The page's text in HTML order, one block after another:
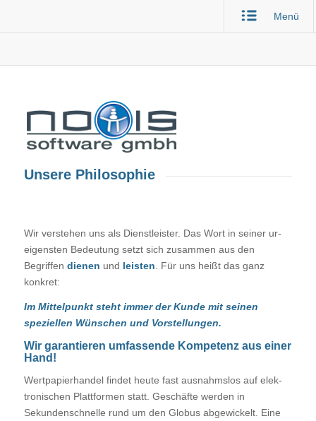
Menü
Unsere Philosophie
Wir verstehen uns als Dienst­leister. Das Wort in seiner ur­
eigensten Be­deutung setzt sich zusammen aus den
Begriffen dienen und leisten. Für uns heißt das ganz
konkret:
Im Mittelpunkt steht immer der Kunde mit seinen
speziellen Wünschen und Vor­stellungen.
Wir garantieren umfassende Kompetenz aus einer
Hand!
Wertpapierhandel findet heute fast ausnahmslos auf elek­
tro­nischen Plattformen statt. Geschäfte werden in
Sekunden­schnelle rund um den Globus abgewickelt. Eine